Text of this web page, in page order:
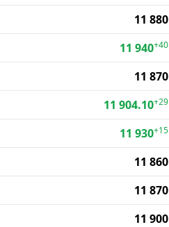
11 880
11 940+40
11 870
11 904.10+29
11 930+15
11 860
11 870
11 900